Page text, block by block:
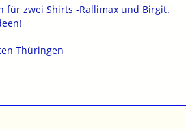
für zwei Shirts -Rallimax und Birgit.
Thüringen